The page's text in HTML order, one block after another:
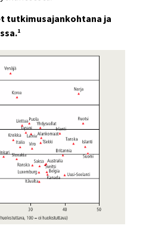
tutkimusajankohtana ja
1